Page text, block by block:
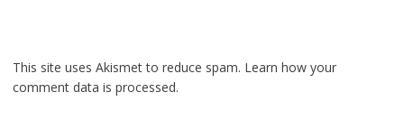
This site uses Akismet to reduce spam. Learn how your
comment data is processed.